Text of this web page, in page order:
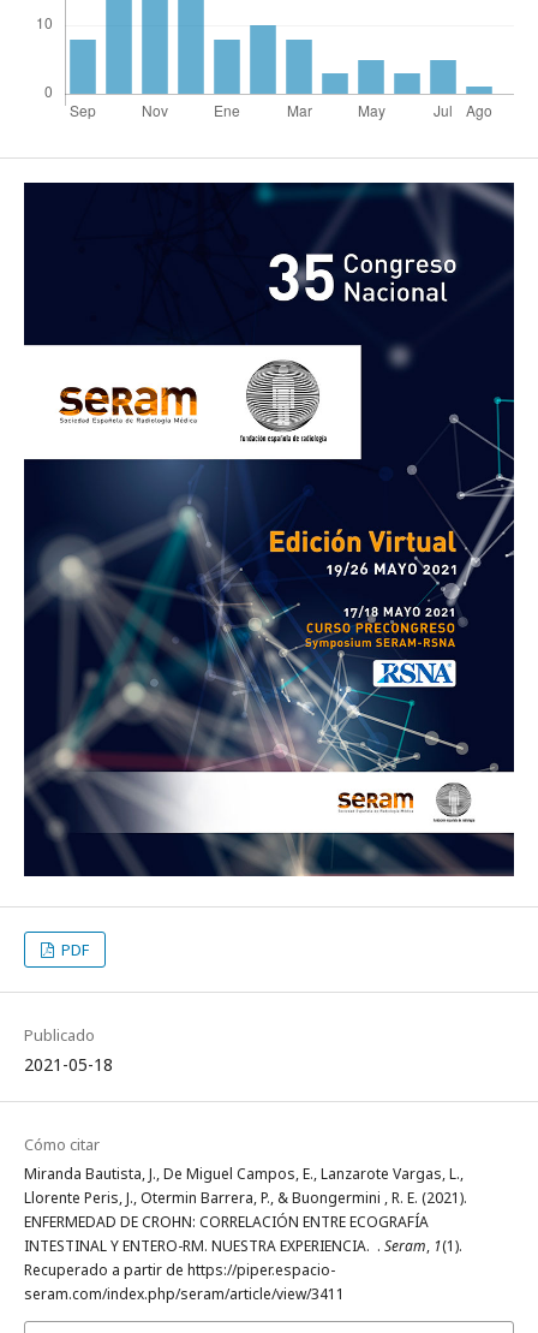
PDF
Publicado
2021-05-18
Cómo citar
Miranda Bautista, J., De Miguel Campos, E., Lanzarote Vargas, L.,
Llorente Peris, J., Otermin Barrera, P., & Buongermini , R. E. (2021).
ENFERMEDAD DE CROHN: CORRELACIÓN ENTRE ECOGRAFÍA
INTESTINAL Y ENTERO-RM. NUESTRA EXPERIENCIA. . Seram, 1(1).
Recuperado a partir de https://piper.espacio-
seram.com/index.php/seram/article/view/3411